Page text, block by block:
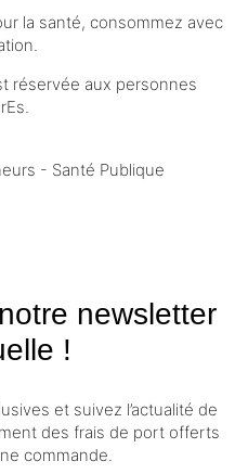
la santé, consommez avec
réservée aux personnes
newsletter
!
et suivez l’actualité de
des frais de port offerts
commande.